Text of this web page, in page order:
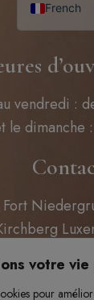
votre vie
pour
French
English
vendredi :
le dimanche
Fort
77 68 55|